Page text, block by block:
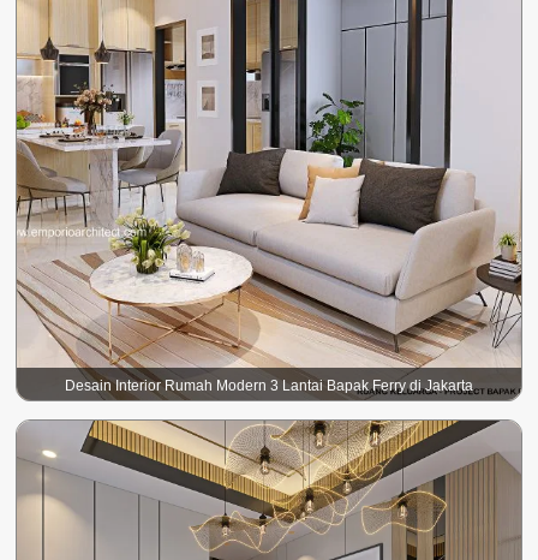
Desain Interior Rumah Modern 3 Lantai Bapak Ferry di Jakarta